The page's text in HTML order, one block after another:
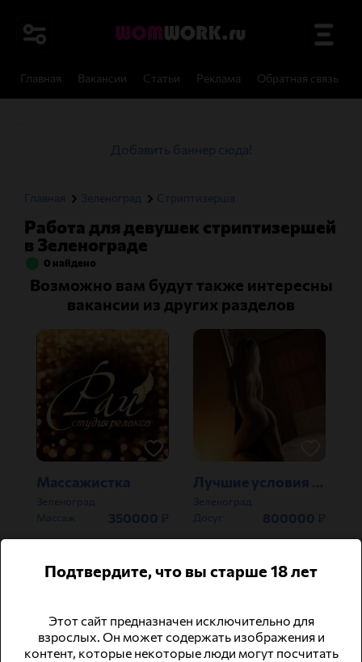
Главная Вакансии Статьи Реклама Обратная связь
Добавить баннер сюда!
Главная Зеленоград Стриптизерша
Работа для девушек стриптизершей
в Зеленограде
0 найдено
Возможно вам будут также интересны
вакансии из других разделов
350000 ₽
Массажистка
Зеленоград
Массаж
800000 ₽
Лучшие условия в Москве, высокий процент!
Зеленоград
Досуг
Подтвердите, что вы старше 18 лет
Этот сайт предназначен исключительно для
взрослых. Он может содержать изображения и
контент, которые некоторые люди могут посчитать